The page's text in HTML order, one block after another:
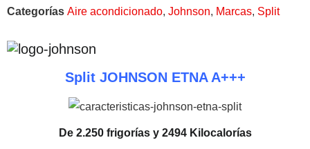
Categorías Aire acondicionado, Johnson, Marcas, Split
Split JOHNSON ETNA A+++
De 2.250 frigorías y 2494 Kilocalorías